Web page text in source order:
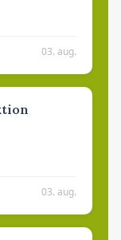
03. aug.
03. aug.